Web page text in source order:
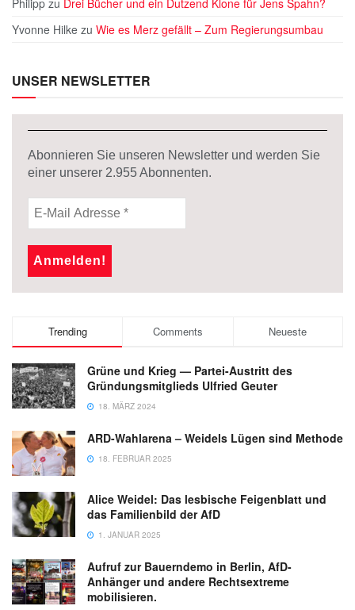
Philipp zu Drei Bücher und ein Dutzend Klone für Jens Spahn?
Yvonne Hilke zu Wie es Merz gefällt – Zum Regierungsumbau
UNSER NEWSLETTER
Abonnieren Sie unseren Newsletter und werden Sie
einer unserer 2.955Abonnenten.
Trending Comments Neueste
Grüne und Krieg — Partei-Austritt des
Gründungsmitglieds Ulfried Geuter
18. MÄRZ 2024
ARD-Wahlarena – Weidels Lügen sind Methode
18. FEBRUAR 2025
Alice Weidel: Das lesbische Feigenblatt und
das Familienbild der AfD
1. JANUAR 2025
Aufruf zur Bauerndemo in Berlin, AfD-
Anhänger und andere Rechtsextreme
mobilisieren.